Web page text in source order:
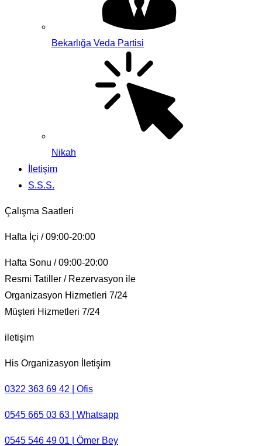
Bekarlığa Veda Partisi
Nikah
İletişim
S.S.S.
Çalışma Saatleri
Hafta İçi / 09:00-20:00
Hafta Sonu / 09:00-20:00
Resmi Tatiller / Rezervasyon ile
Organizasyon Hizmetleri 7/24
Müşteri Hizmetleri 7/24
iletişim
His Organizasyon İletişim
0322 363 69 42 | Ofis
0545 665 03 63 | Whatsapp
0545 546 49 01 | Ömer Bey